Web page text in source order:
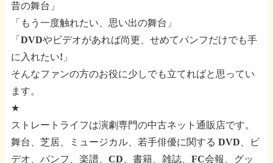
昔の舞台」
「もう一度触れたい、思い出の舞台」
「DVDやビデオがあれば尚更、せめてパンフだけでも手
に入れたい!」
そんなファンの方のお役に少しでも立てればと思ってい
ます。
★
ストレートライフは演劇専門の中古ネット通販店です。
舞台、芝居、ミュージカル、若手俳優に関する DVD、ビ
デオ、パンフ、楽譜、CD、書籍、雑誌、FC会報、グッ